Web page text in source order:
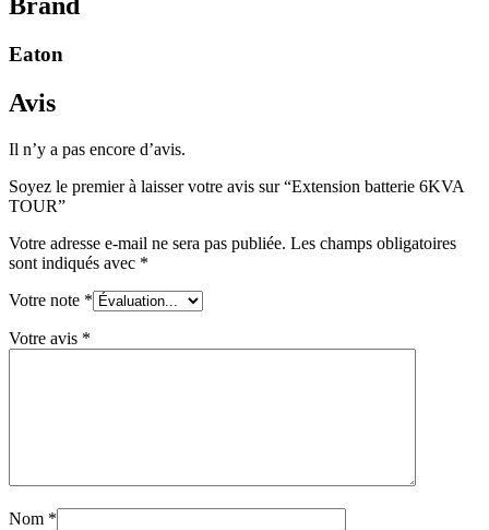
Brand
Eaton
Avis
Il n’y a pas encore d’avis.
Soyez le premier à laisser votre avis sur “Extension batterie 6KVA
TOUR”
Votre adresse e-mail ne sera pas publiée. Les champs obligatoires
sont indiqués avec *
Votre note *
Votre avis *
Nom *